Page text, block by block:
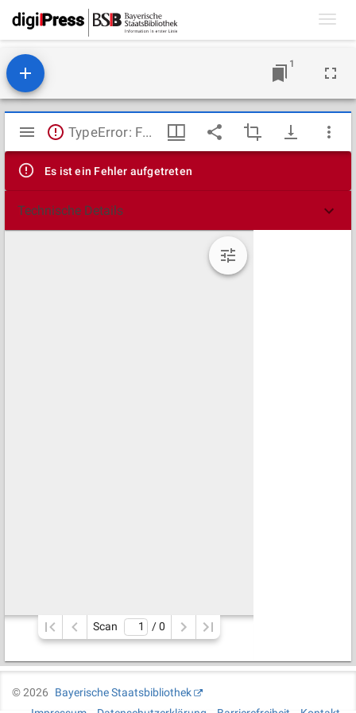
1
Mirador
Viewer
TypeError: Failed to fetch
Es ist ein Fehler aufgetreten
Technische Details
Scan / 0
©2026
Bayerische Staatsbibliothek